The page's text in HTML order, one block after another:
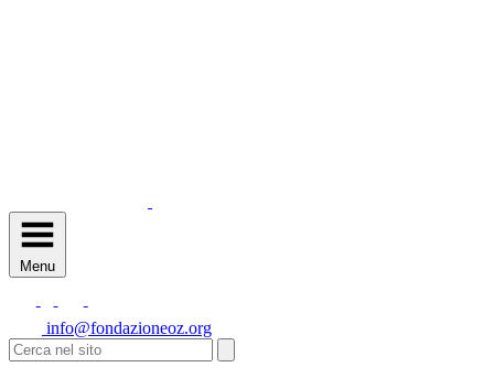
Menu
info@fondazioneoz.org